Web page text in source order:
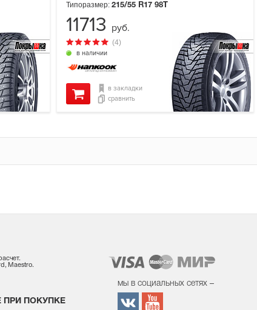
в наличии
(4)
Типоразмер: 215/55 R17 98T
в закладки
сравнить
11713 руб.
Maestro.
ПОКУПКЕ
мы в социальных сетях –